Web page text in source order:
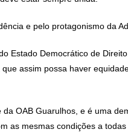
e pelo protagonismo da
Estado Democrático de
assim possa haver
OAB Guarulhos, e é uma
as mesmas condições a todas